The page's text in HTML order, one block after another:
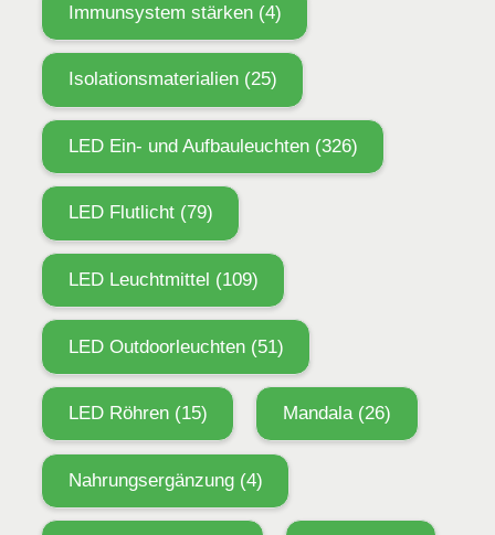
Immunsystem stärken(4)
Isolationsmaterialien(25)
LED Ein- und Aufbauleuchten(326)
LED Flutlicht(79)
LED Leuchtmittel (109)
LED Outdoorleuchten(51)
LED Röhren(15) Mandala(26)
Nahrungsergänzung(4)